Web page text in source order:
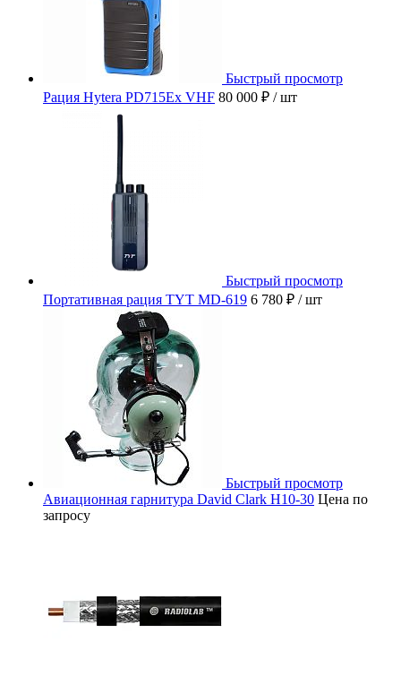
Быстрый просмотр
Рация Hytera PD715Ex VHF 80 000 ₽ / шт
Быстрый просмотр
Портативная рация TYT MD-619 6 780 ₽ / шт
Быстрый просмотр
Авиационная гарнитура David Clark H10-30 Цена по
запросу